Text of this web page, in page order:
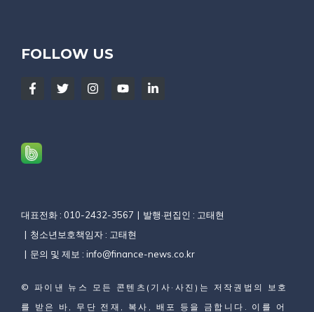
FOLLOW US
대표전화 : 010-2432-3567
발행·편집인 : 고태현
청소년보호책임자 : 고태현
문의 및 제보 : info@finance-news.co.kr
© 파이낸 뉴스
모든 콘텐츠(기사·사진)는 저작권법의 보호
를 받은 바, 무단 전재, 복사, 배포 등을 금합니다. 이를 어